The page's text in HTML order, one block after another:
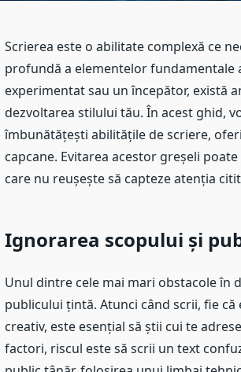
Scrierea este o abilitate complexă ce
profundă a elementelor
experimentat sau un începător, există
dezvoltarea stilului tău. În acest ghid,
îmbunătățești abilitățile de scriere,
capcane. Evitarea acestor greșeli
care nu reușește să capteze atenția
Ignorarea scopului și
Unul dintre cele mai mari obstacole în
publicului țintă. Atunci când scrii, fie
creativ, este esențial să știi cui te
factori, riscul este să scrii un text